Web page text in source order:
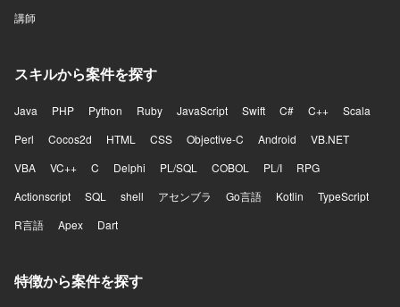
講師
スキルから案件を探す
Java PHP Python Ruby JavaScript Swift C# C++
Scala
Perl
Cocos2d HTML CSS Objective-C Android
VB.NET
VBA
VC++ C Delphi PL/SQL COBOL PL/I
RPG
Actionscript
SQL shell アセンブラ Go言語 Kotlin
TypeScript
R言語
Apex Dart
特徴から案件を探す